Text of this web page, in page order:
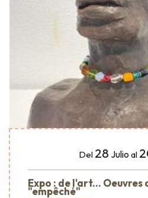
Del 28 Julio al
Expo : de l'art... Oeuvres
"empêché"